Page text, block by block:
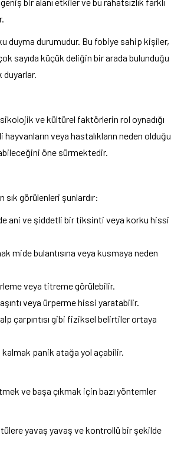
duyma durumudur. Bu fobiye sahip kişiler,
sayıda küçük deliğin bir arada bulunduğu
duyarlar.
ve kültürel faktörlerin rol oynadığı
veya hastalıkların neden olduğu
öne sürmektedir.
görülenleri şunlardır:
ani ve şiddetli bir tiksinti veya korku hissi
mide bulantısına veya kusmaya neden
veya titreme görülebilir.
veya ürperme hissi yaratabilir.
çarpıntısı gibi fiziksel belirtiler ortaya
panik atağa yol açabilir.
ve başa çıkmak için bazı yöntemler
yavaş yavaş ve kontrollü bir şekilde